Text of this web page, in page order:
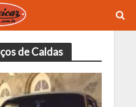
de Caldas